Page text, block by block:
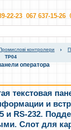
22-23 067 637-15-26
контролери
TP04
оператора
текстовая
и
и RS-232.
Слот для